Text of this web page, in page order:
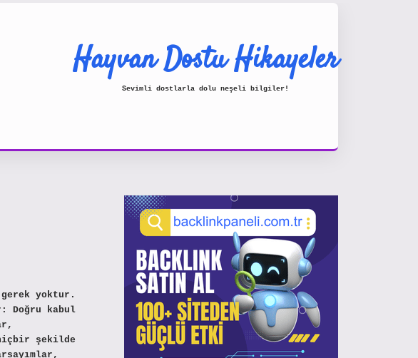
Hayvan Dostu Hikayeler
Sevimli dostlarla dolu neşeli bilgiler!
gerek yoktur.
Doğru kabul
şekilde